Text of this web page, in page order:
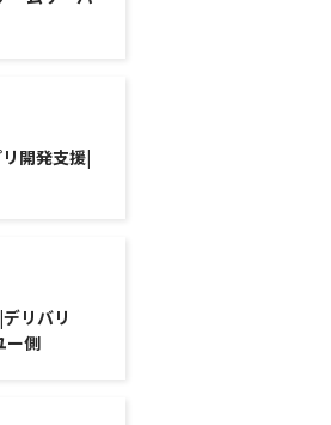
開発支援|
リバリ
ー側